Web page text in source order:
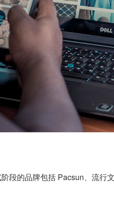
阶段的品牌包括 Pacsun、流